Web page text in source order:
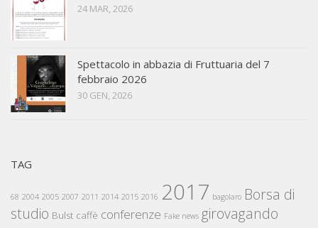
24 MAR, 2026
Spettacolo in abbazia di Fruttuaria del 7
febbraio 2026
30 GEN, 2026
TAG
68 2004 2005 2007 2011 2014 2015 2016 2017 bagolaro Borsa di
studio Bulst caffè conferenze Fake news girovagando